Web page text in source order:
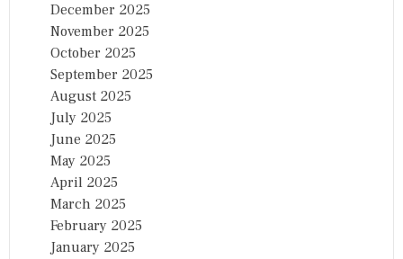
December 2025
November 2025
October 2025
September 2025
August 2025
July 2025
June 2025
May 2025
April 2025
March 2025
February 2025
January 2025